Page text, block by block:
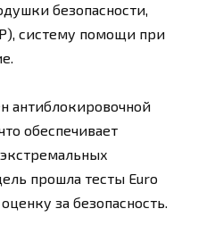
безопасности,
систему помощи при
антиблокировочной
обеспечивает
прошла тесты Euro
за безопасность.